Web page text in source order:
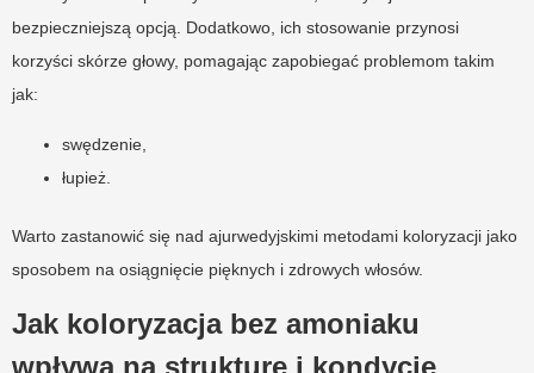
bezpieczniejszą opcją. Dodatkowo, ich stosowanie przynosi
korzyści skórze głowy, pomagając zapobiegać problemom takim
jak:
swędzenie,
łupież.
Warto zastanowić się nad ajurwedyjskimi metodami koloryzacji jako
sposobem na osiągnięcie pięknych i zdrowych włosów.
Jak koloryzacja bez amoniaku
wpływa na strukturę i kondycję